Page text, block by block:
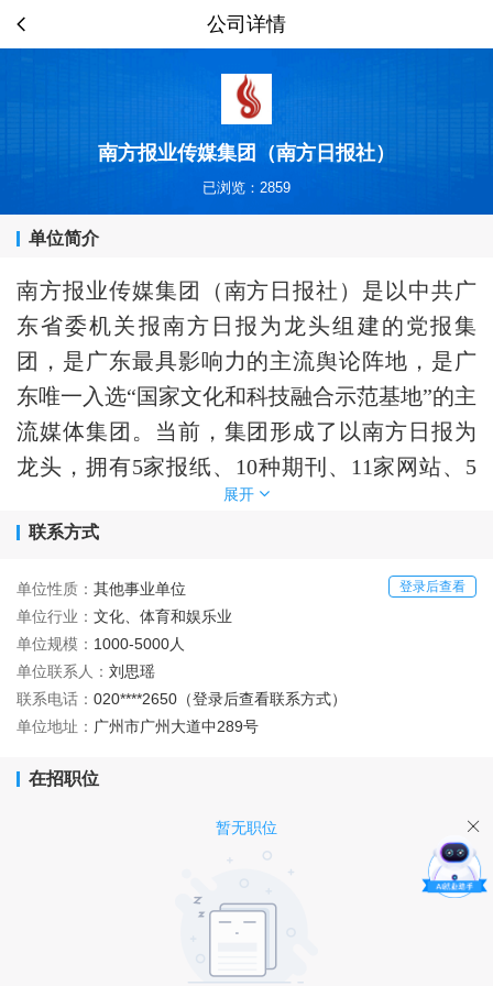
公司详情
南方报业传媒集团（南方日报社）
已浏览：2859
单位简介
南方报业传媒集团（南方日报社）是以中共广
东省委机关报南方日报为龙头组建的党报集
团，是广东最具影响力的主流舆论阵地，是广
东唯一入选“国家文化和科技融合示范基地”的主
流媒体集团。当前，集团形成了以南方日报为
龙头，拥有5家报纸、 10种期刊、 11家网站、 5
个境内外社交平台机构账号、
1 家出版社以及
报、刊、网、端、微、屏”全
媒体传播体系，覆盖用户超过
展开
联系方式
登录后查看
单位性质： 其他事业单位
单位行业： 文化、体育和娱乐业
单位规模： 1000-5000人
单位联系人： 刘思瑶
联系电话： 020****2650（登录后查看联系方式）
单位地址： 广州市广州大道中289号
在招职位
暂无职位